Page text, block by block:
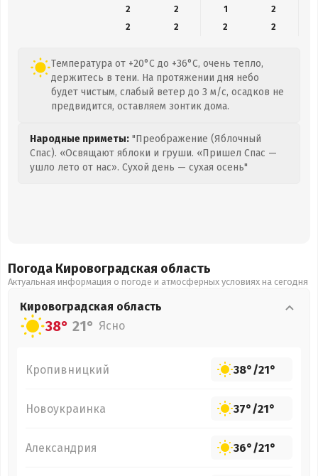
2
2 1
2
2
2 2 2
Температура от +20°C до +36°C, очень тепло,
держитесь в тени. На протяжении дня небо
будет чистым, слабый ветер до 3 м/с, осадков не
предвидится, оставляем зонтик дома.
Народные приметы: "Преображение (Яблочный
Спас). «Освящают яблоки и груши. «Пришел Спас —
ушло лето от нас». Сухой день — сухая осень"
Погода Кировоградская область
Актуальная информация о погоде и атмосферных условиях на сегодня
Кировоградская область
38° 21° Ясно
Кропивницкий 38°/21°
Новоукраинка 37°/21°
Александрия 36°/21°